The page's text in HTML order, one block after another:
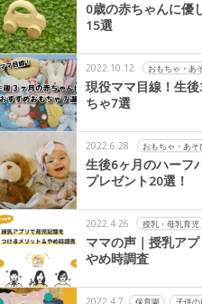
0歳の赤ちゃんに優
15選
2022.10.12 おもちゃ・あ
現役ママ目線！生
ちゃ7選
2022.6.28 おもちゃ・あそ
生後6ヶ月のハーフ
プレゼント20選！
2022.4.26 授乳・母乳育児
ママの声｜授乳ア
やめ時調査
保育園 子供の